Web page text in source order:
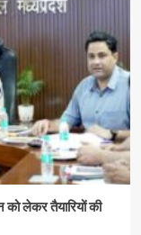
को लेकर तैयारियों की